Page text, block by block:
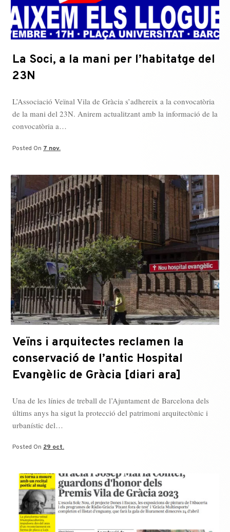
La Soci, a la mani per l’habitatge del
23N
L’Associació Veïnal Vila de Gràcia s’adhereix a la convocatòria
de la mani del 23N. Anirem actualitzant amb la informació de la
convocatòria a…
Posted On 7 nov.
Veïns i arquitectes reclamen la
conservació de l’antic Hospital
Evangèlic de Gràcia [diari ara]
Una de les línies de treball de l’Ajuntament de Barcelona dels
últims anys ha sigut la protecció del patrimoni arquitectònic i
urbanístic del…
Posted On 29 oct.